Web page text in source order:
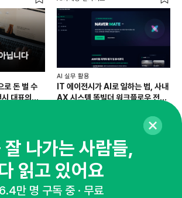
로 돈 벌 수
대표의
AI 실무 활용
IT 에이전시가 AI로 일하는 법, 사내
AX 시스템 똑빌더 워크플로우 전격
AI 실무 활용
잘 나가는 사람들,
읽고 있어요
6.4만 명 구독 중 · 무료